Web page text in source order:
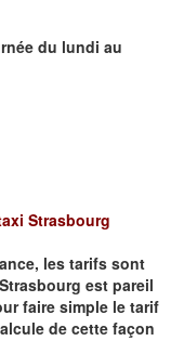
du lundi au
Strasbourg
les tarifs sont
Strasbourg est pareil
faire simple le tarif
de cette façon